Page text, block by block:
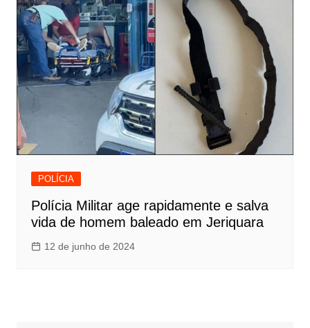
POLÍCIA
Polícia Militar age rapidamente e salva
vida de homem baleado em Jeriquara
12 de junho de 2024